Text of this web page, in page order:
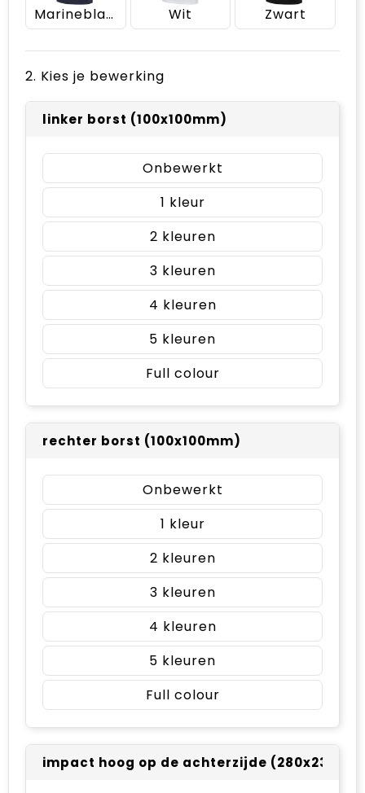
Marineblauw Wit Zwart
2. Kies je bewerking
linker borst (100x100mm)
Onbewerkt
1
2
3
4
5
Full colour
rechter borst (100x100mm)
Onbewerkt
1
2
3
4
5
Full colour
impact hoog op de achterzijde